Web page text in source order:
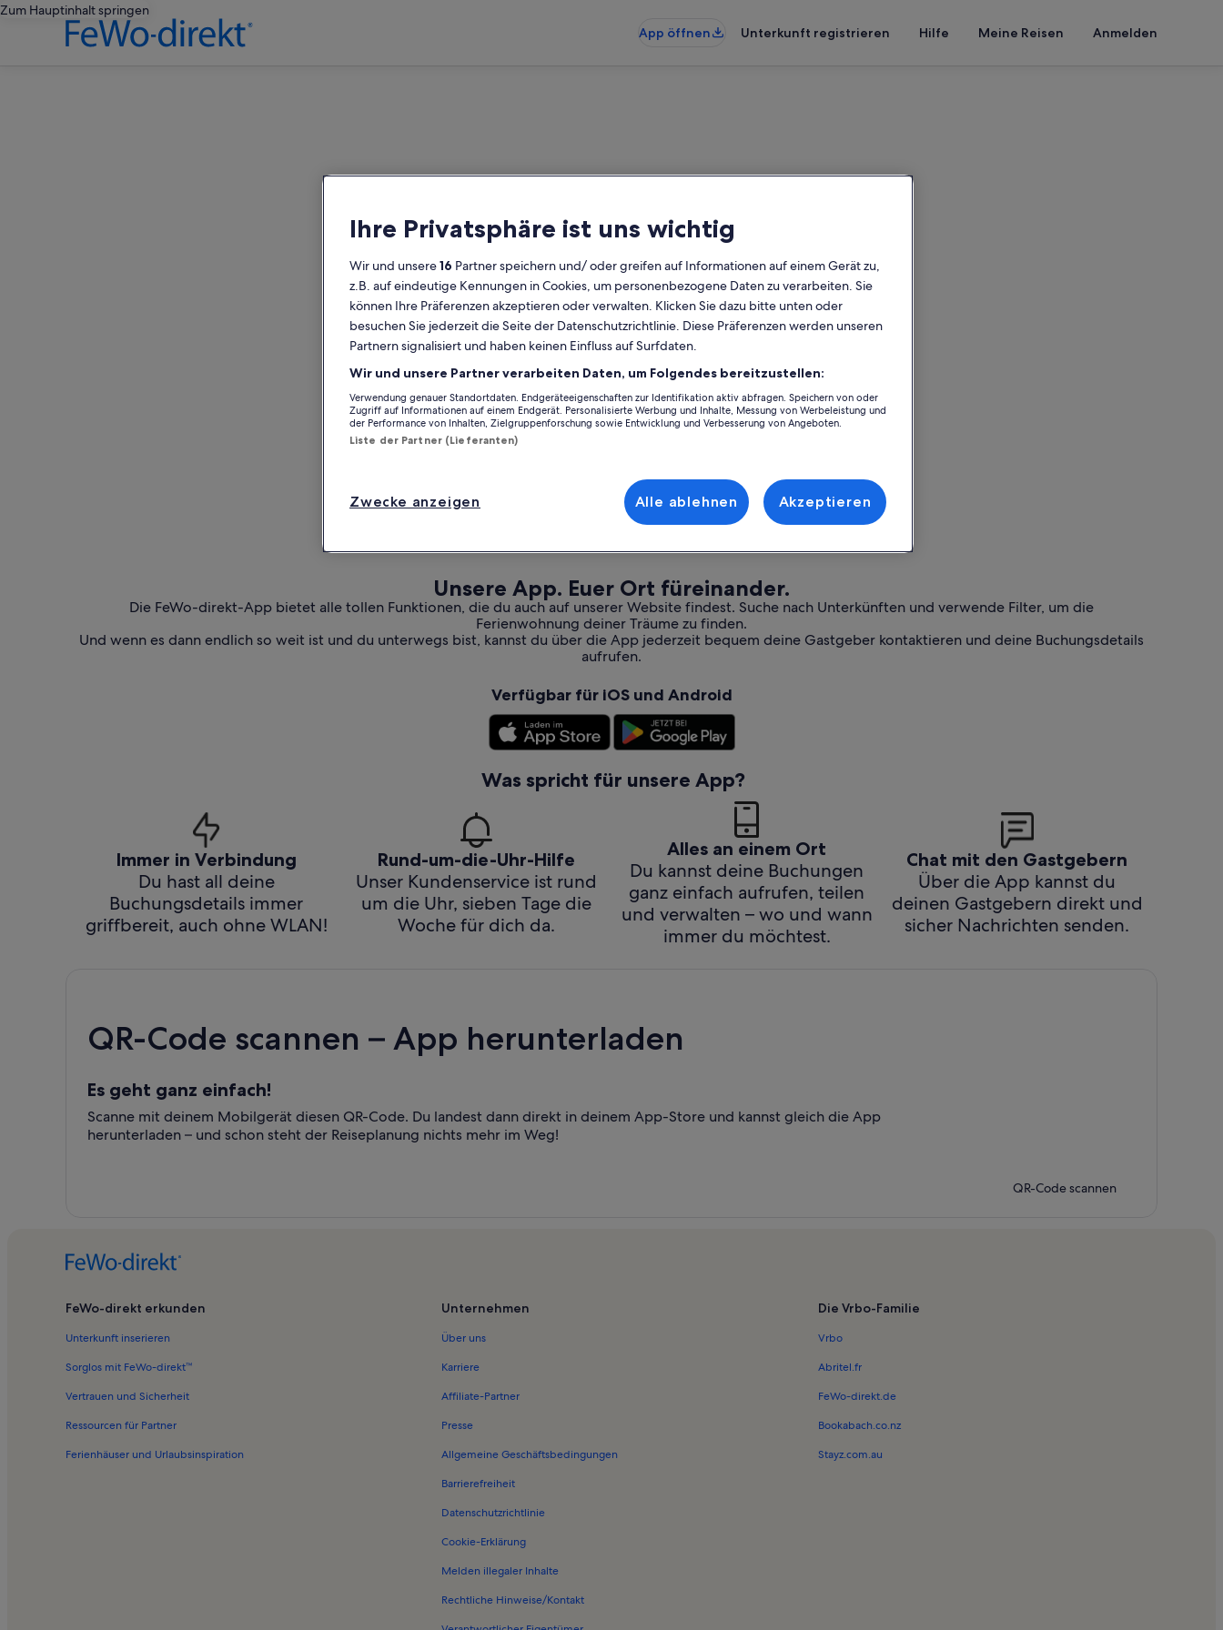
Zum Hauptinhalt springen
App öffnen
Unterkunft registrieren Hilfe Meine Reisen Anmelden
Unsere App. Euer Ort füreinander.
Die FeWo-direkt-App bietet alle tollen Funktionen, die du auch auf unserer Website findest. Suche nach Unterkünften und verwende Filter, um die
Ferienwohnung deiner Träume zu finden.
Und wenn es dann endlich so weit ist und du unterwegs bist, kannst du über die App jederzeit bequem deine Gastgeber kontaktieren und deine Buchungsdetails
aufrufen.
Verfügbar für iOS und Android
Was spricht für unsere App?
Immer in Verbindung
Du hast all deine
Buchungsdetails immer
griffbereit, auch ohne WLAN!
Rund-um-die-Uhr-Hilfe
Unser Kundenservice ist rund
um die Uhr, sieben Tage die
Woche für dich da.
Alles an einem Ort
Du kannst deine Buchungen
ganz einfach aufrufen, teilen
und verwalten – wo und wann
immer du möchtest.
Chat mit den Gastgebern
Über die App kannst du
deinen Gastgebern direkt und
sicher Nachrichten senden.
QR-Code scannen – App herunterladen
Es geht ganz einfach!
Scanne mit deinem Mobilgerät diesen QR-Code. Du landest dann direkt in deinem App-Store und kannst gleich die App
herunterladen – und schon steht der Reiseplanung nichts mehr im Weg!
QR-Code scannen
FeWo-direkt erkunden
Unterkunft inserieren
Sorglos mit FeWo-direkt™
Vertrauen und Sicherheit
Ressourcen für Partner
Ferienhäuser und Urlaubsinspiration
Unternehmen
Über uns
Karriere
Affiliate-Partner
Presse
Allgemeine Geschäftsbedingungen
Barrierefreiheit
Datenschutzrichtlinie
Cookie-Erklärung
Melden illegaler Inhalte
Rechtliche Hinweise/Kontakt
Die Vrbo-Familie
Vrbo
Abritel.fr
FeWo-direkt.de
Bookabach.co.nz
Stayz.com.au
Ihre Privatsphäre ist uns wichtig
Wir und unsere16 Partner speichern und/ oder greifen auf Informationen auf einem Gerät zu,
z.B. auf eindeutige Kennungen in Cookies, um personenbezogene Daten zu verarbeiten. Sie
können Ihre Präferenzen akzeptieren oder verwalten. Klicken Sie dazu bitte unten oder
besuchen Sie jederzeit die Seite der Datenschutzrichtlinie. Diese Präferenzen werden unseren
Partnern signalisiert und haben keinen Einfluss auf Surfdaten.
Wir und unsere Partner verarbeiten Daten, um Folgendes bereitzustellen:
Verwendung genauer Standortdaten. Endgeräteeigenschaften zur Identifikation aktiv abfragen. Speichern von oder
Zugriff auf Informationen auf einem Endgerät. Personalisierte Werbung und Inhalte, Messung von Werbeleistung und
der Performance von Inhalten, Zielgruppenforschung sowie Entwicklung und Verbesserung von Angeboten.
Liste der Partner (Lieferanten)
Zwecke anzeigen Alle ablehnen Akzeptieren